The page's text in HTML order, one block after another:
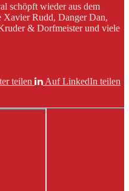
schöpft wieder aus dem
Xavier Rudd, Danger Dan,
& Dorfmeister und viele
teilen
Auf LinkedIn teilen